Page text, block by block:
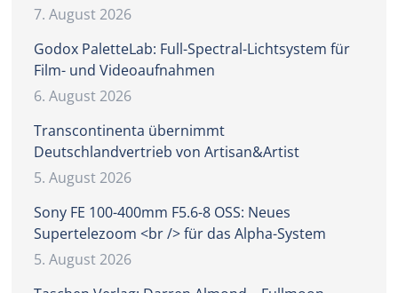
7. August 2026
Godox PaletteLab: Full-Spectral-Lichtsystem für
Film- und Videoaufnahmen
6. August 2026
Transcontinenta übernimmt
Deutschlandvertrieb von Artisan&Artist
5. August 2026
Sony FE 100-400mm F5.6-8 OSS: Neues
Supertelezoom <br /> für das Alpha-System
5. August 2026